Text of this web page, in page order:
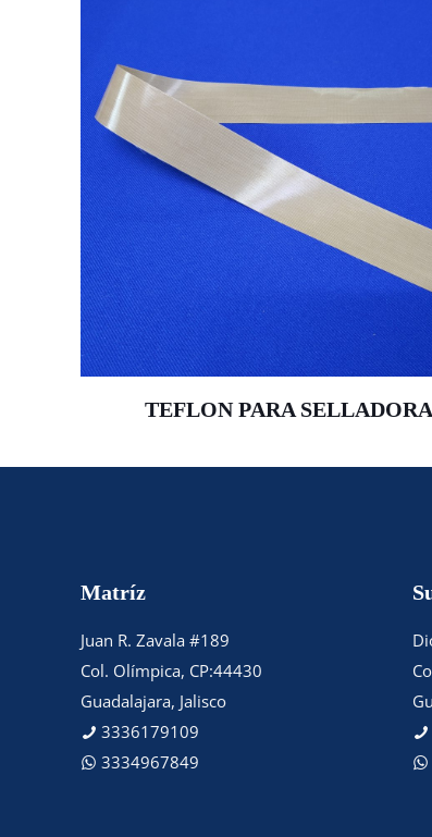
TEFLON PARA SELLADORA
Matríz
Juan R. Zavala #189
Col. Olímpica, CP:44430
Guadalajara, Jalisco
3336179109
3334967849